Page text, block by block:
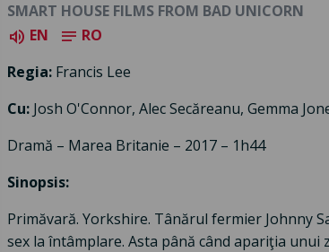
SMART HOUSE FILMS FROM BAD UNICORN
volume_up EN notes RO
Regia: Francis Lee
Cu: Josh O'Connor, Alec Secăreanu, Gemma
Dramă – Marea Britanie – 2017 – 1h44
Sinopsis:
Primăvară. Yorkshire. Tânărul fermier Johnny
sex la întâmplare. Asta până când apariţia